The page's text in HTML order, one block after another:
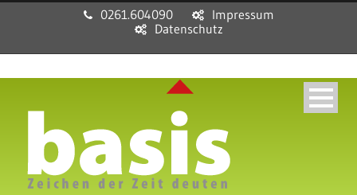
0261.604090
Impressum
Datenschutz